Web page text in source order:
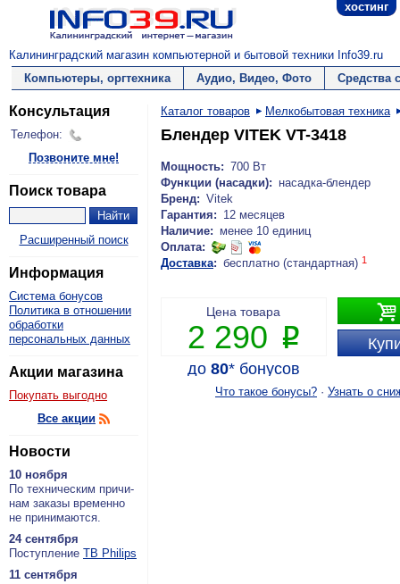
хостинг
Калининградский магазин компьютерной и бытовой техники Info39.ru
Компьютеры, оргтехника
Аудио, Видео, Фото Средства
Консультация
Телефон:
Позвоните мне!
Поиск товара
Расширенный поиск
Информация
Система бонусов
Политика в отношении
обработки
персональных данных
Акции магазина
Покупать выгодно
Все акции
Новости
10 ноября
По тех­ни­че­ским при­чи­
нам за­ка­зы вре­мен­но
не при­ни­ма­ют­ся.
24 сентября
По­ступ­ле­ние ТВ Philips
11 сентября
Каталог товаров Мелкобытовая техника
Блендер VITEK VT-3418
Мощность: 700 Вт
Функции (насадки): насадка-блендер
Бренд: Vitek
Гарантия: 12 месяцев
Наличие: менее 10 единиц
Оплата:
Доставка: бесплатно (стандартная) 1

Цена товара
2 290 P
до 80*бонусов
Что такое бонусы? · Узнать о